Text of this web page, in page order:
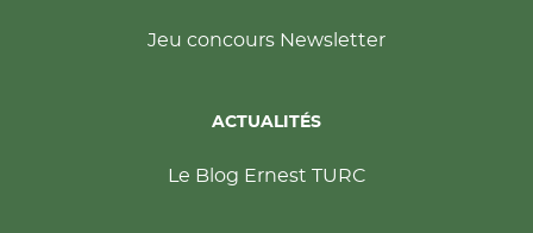
Jeu concours Newsletter
ACTUALITÉS
Le Blog Ernest TURC